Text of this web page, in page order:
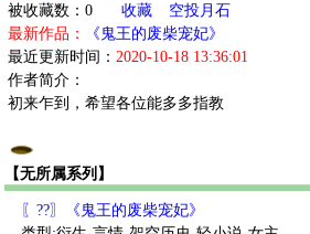
被收藏数：0
收藏
空投月石
最新作品：
《鬼王的废柴宠妃》
最近更新时间： 2020-10-18 13:36:01
作者简介：
初来乍到，希望各位能多多指教
【无所属系列】
〖??〗《鬼王的废柴宠妃》